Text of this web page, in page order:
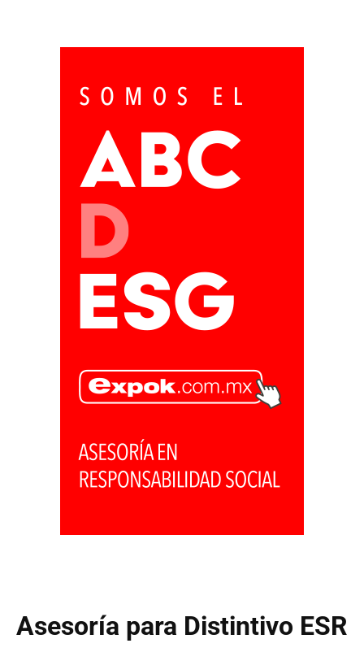
Asesoría para Distintivo ESR